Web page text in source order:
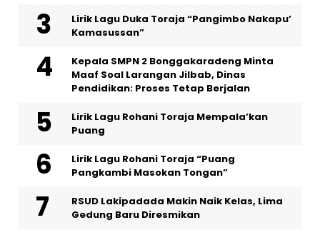
Lirik Lagu Duka Toraja “Pangimbo Nakapu’
Kamasussan”
Kepala SMPN 2 Bonggakaradeng Minta
Maaf Soal Larangan Jilbab, Dinas
Pendidikan: Proses Tetap Berjalan
Lirik Lagu Rohani Toraja Mempala’kan
Puang
Lirik Lagu Rohani Toraja “Puang
Pangkambi Masokan Tongan”
RSUD Lakipadada Makin Naik Kelas, Lima
Gedung Baru Diresmikan